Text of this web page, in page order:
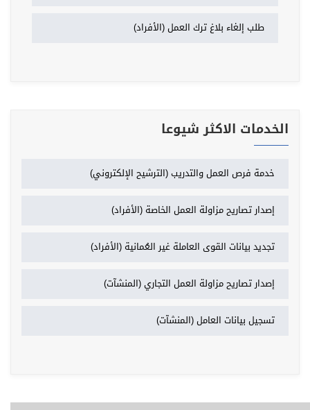
طلب إلغاء بلاغ ترك العمل (الأفراد)
الخدمات الاكثر شيوعا
خدمة فرص العمل والتدريب (الترشيح الإلكتروني)
إصدار تصاريح مزاولة العمل الخاصة (الأفراد)
تجديد بيانات القوى العاملة غير العُمانية (الأفراد)
إصدار تصاريح مزاولة العمل التجاري (المنشآت)
تسجيل بيانات العامل (المنشآت)